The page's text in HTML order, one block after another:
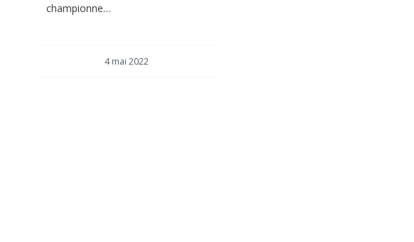
championne…
4 mai 2022